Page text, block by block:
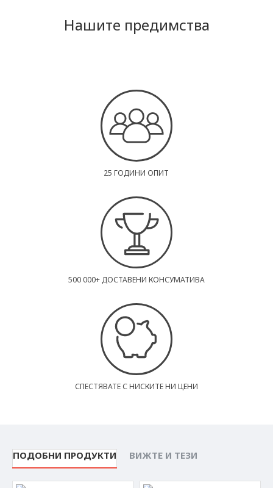
Нашите предимства
25 ГОДИНИ ОПИТ
500 000+ ДОСТАВЕНИ КОНСУМАТИВА
СПЕСТЯВАТЕ С НИСКИТЕ НИ ЦЕНИ
ПОДОБНИ ПРОДУКТИ ВИЖТЕ И ТЕЗИ